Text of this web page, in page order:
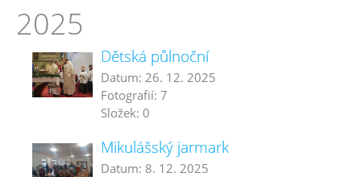
2025
Dětská půlnoční
Datum: 26. 12. 2025
Fotografií: 7
Složek: 0
Mikulášský jarmark
Datum: 8. 12. 2025